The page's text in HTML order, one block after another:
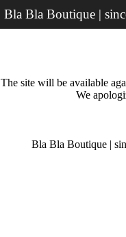
Bla Bla Boutique |
The site will be available
We
Bla Bla Boutique |